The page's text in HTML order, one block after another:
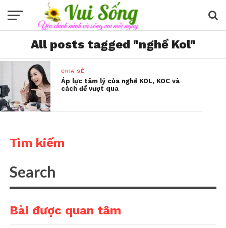
All posts tagged "nghề Kol"
CHIA SẺ
Áp lực tâm lý của nghề KOL, KOC và
cách để vượt qua
Tìm kiếm
Bài được quan tâm